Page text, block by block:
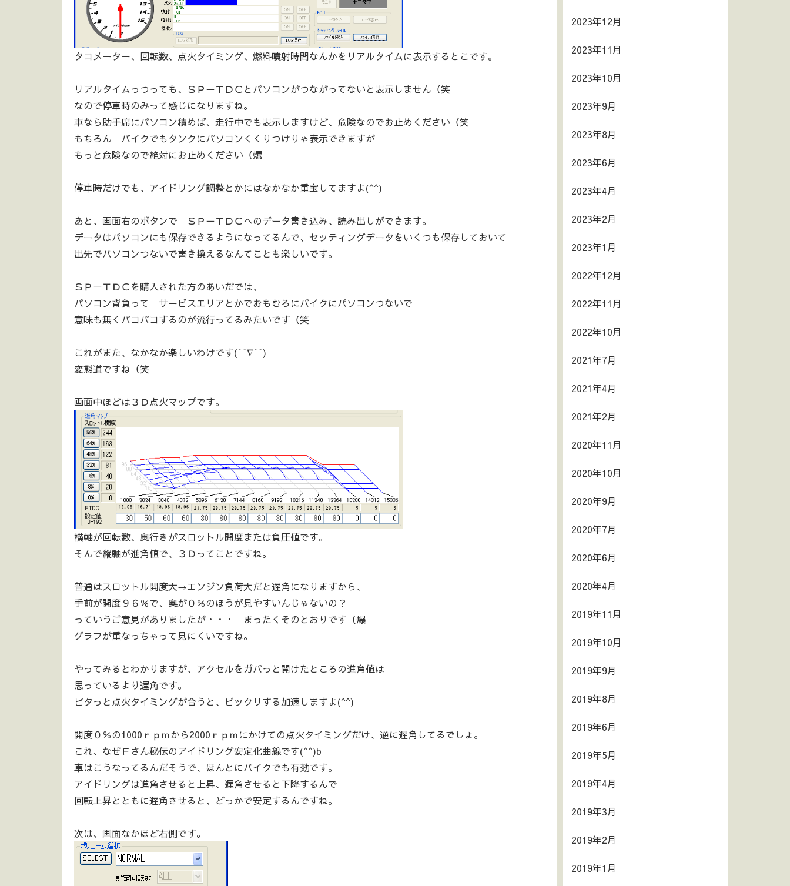
タコメーター、回転数、点火タイミング、燃料噴射時間なんかをリアルタイムに表示するとこです。
リアルタイムっつっても、ＳＰ－ＴＤＣとパソコンがつながってないと表示しません（笑
なので停車時のみって感じになりますね。
車なら助手席にパソコン積めば、走行中でも表示しますけど、危険なのでお止めください（笑
もちろん バイクでもタンクにパソコンくくりつけりゃ表示できますが
もっと危険なので絶対にお止めください（爆
停車時だけでも、アイドリング調整とかにはなかなか重宝してますよ(^^)
あと、画面右のボタンで ＳＰ－ＴＤＣへのデータ書き込み、読み出しができます。
データはパソコンにも保存できるようになってるんで、セッティングデータをいくつも保存しておいて
出先でパソコンつないで書き換えるなんてことも楽しいです。
ＳＰ－ＴＤＣを購入された方のあいだでは、
パソコン背負って サービスエリアとかでおもむろにバイクにパソコンつないで
意味も無くパコパコするのが流行ってるみたいです（笑
これがまた、なかなか楽しいわけです(⌒∇⌒)
変態道ですね（笑
画面中ほどは３Ｄ点火マップです。
横軸が回転数、奥行きがスロットル開度または負圧値です。
そんで縦軸が進角値で、３Ｄってことですね。
普通はスロットル開度大→エンジン負荷大だと遅角になりますから、
手前が開度９６％で、奥が０％のほうが見やすいんじゃないの？
っていうご意見がありましたが・・・ まったくそのとおりです（爆
グラフが重なっちゃって見にくいですね。
やってみるとわかりますが、アクセルをガバっと開けたところの進角値は
思っているより遅角です。
ピタっと点火タイミングが合うと、ビックリする加速しますよ(^^)
開度０％の1000ｒｐｍから2000ｒｐｍにかけての点火タイミングだけ、逆に遅角してるでしょ。
これ、なぜＦさん秘伝のアイドリング安定化曲線です(^^)b
車はこうなってるんだそうで、ほんとにバイクでも有効です。
アイドリングは進角させると上昇、遅角させると下降するんで
回転上昇とともに遅角させると、どっかで安定するんですね。
次は、画面なかほど右側です。
2023年12月
2023年11月
2023年10月
2023年9月
2023年8月
2023年6月
2023年4月
2023年2月
2023年1月
2022年12月
2022年11月
2022年10月
2021年7月
2021年4月
2021年2月
2020年11月
2020年10月
2020年9月
2020年7月
2020年6月
2020年4月
2019年11月
2019年10月
2019年9月
2019年8月
2019年6月
2019年5月
2019年4月
2019年3月
2019年2月
2019年1月